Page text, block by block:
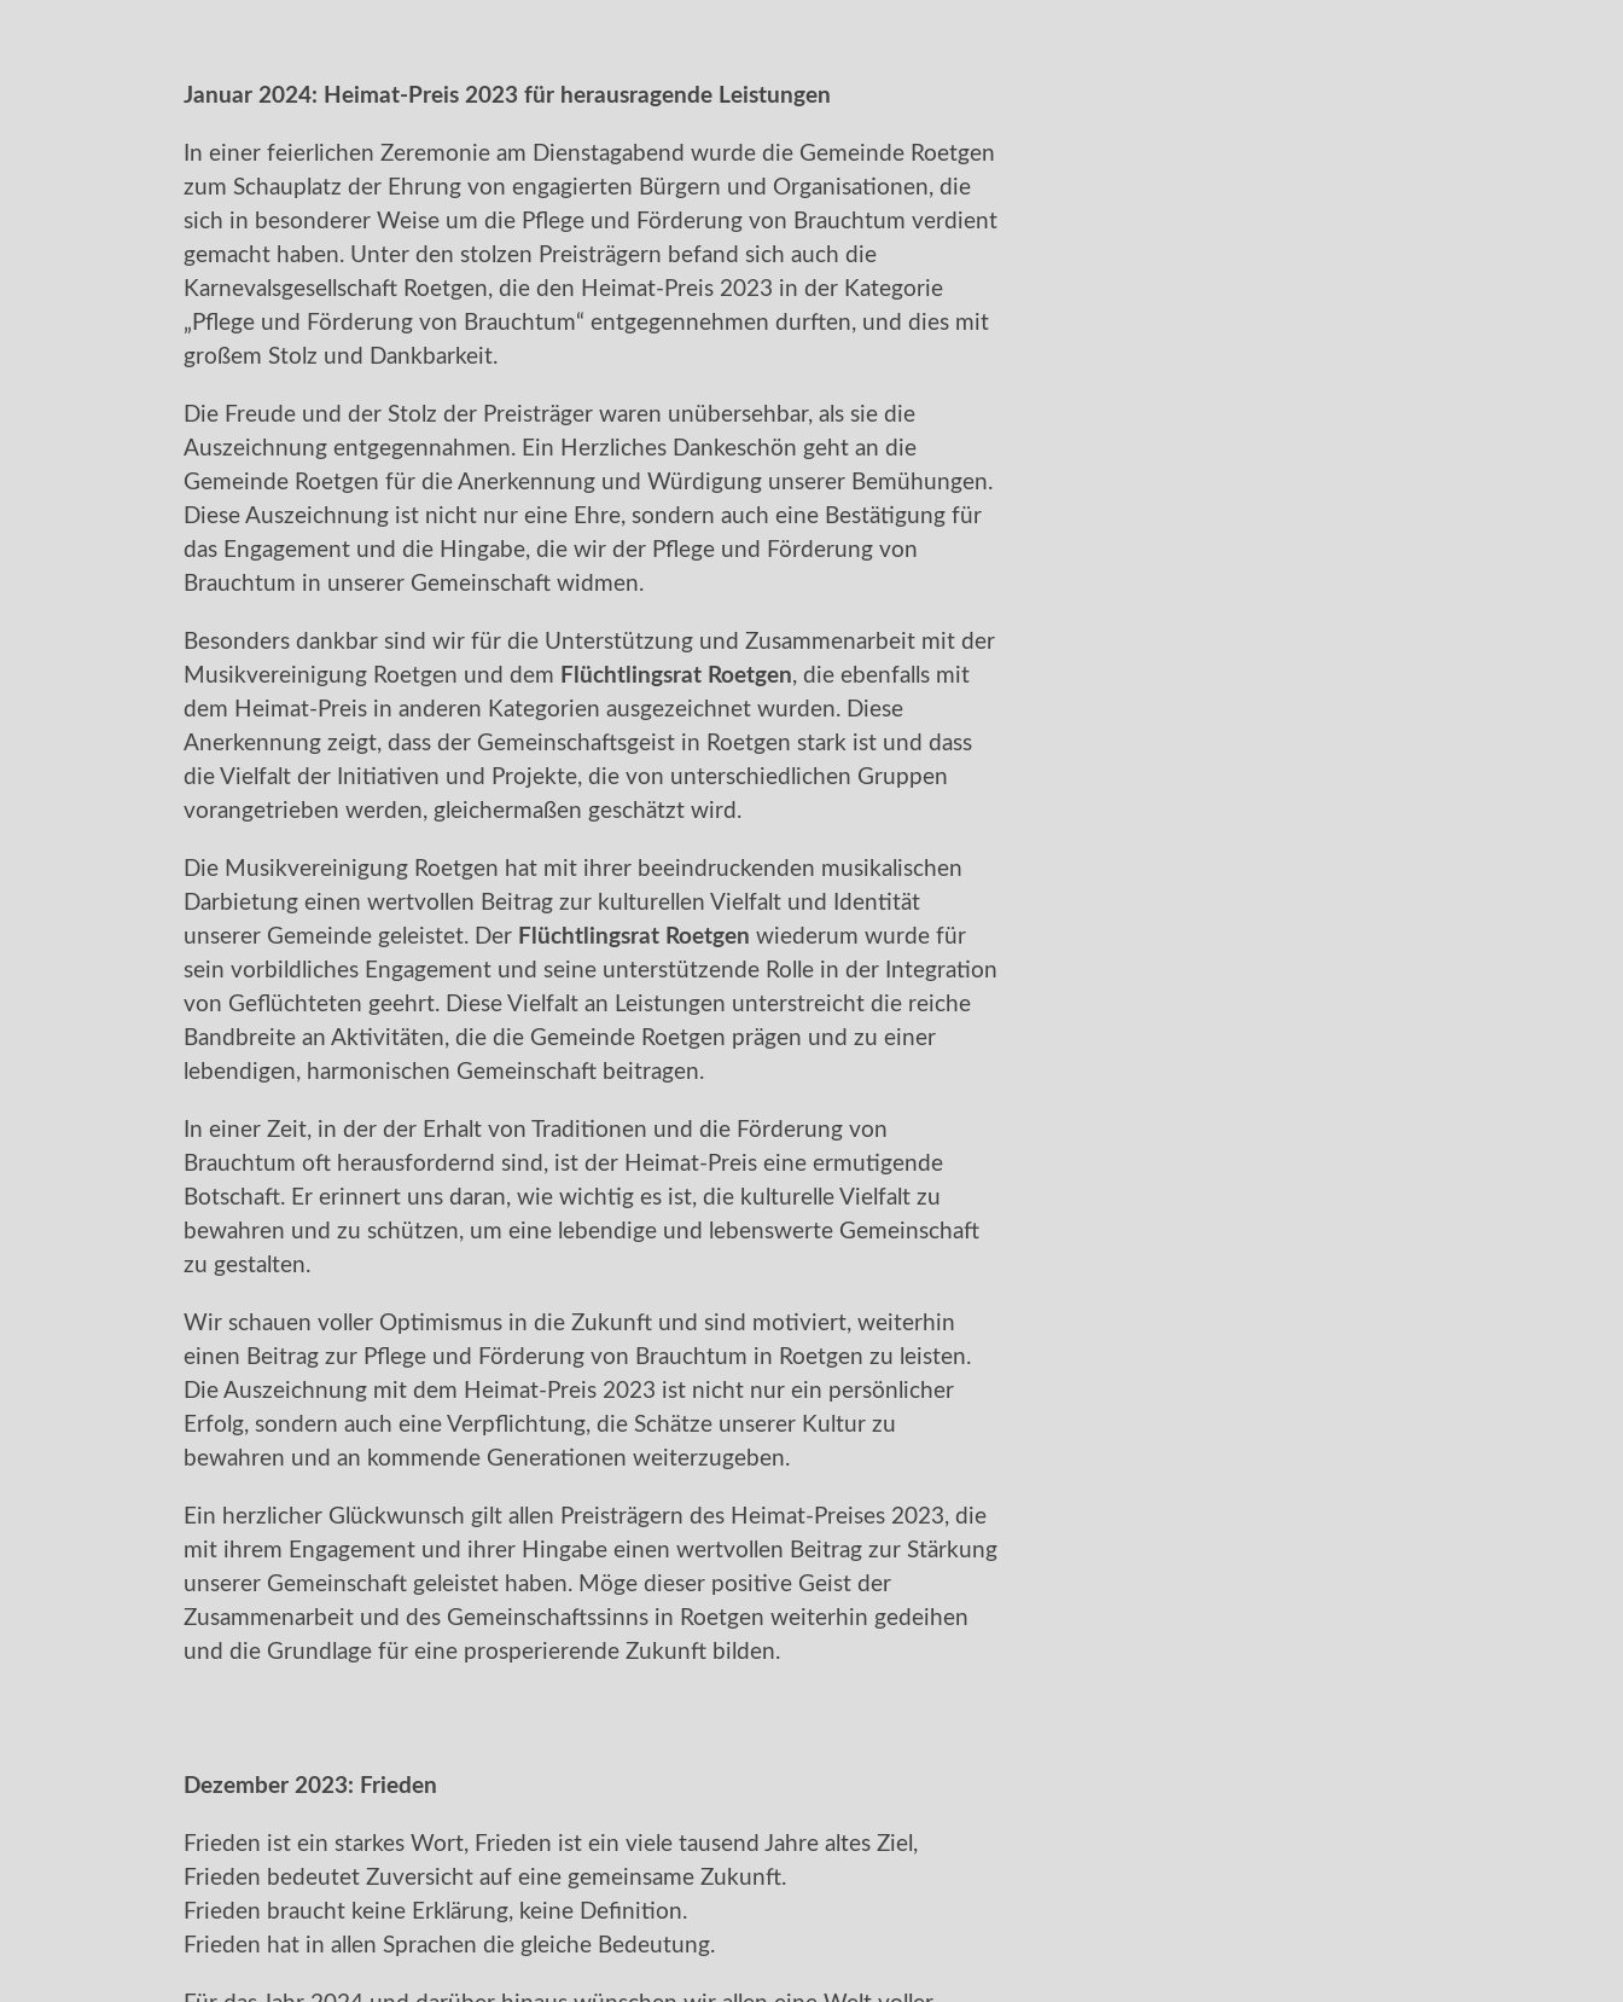
Januar 2024: Heimat-Preis 2023 für herausragende Leistungen
In einer feierlichen Zeremonie am Dienstagabend wurde die Gemeinde Roetgen
zum Schauplatz der Ehrung von engagierten Bürgern und Organisationen, die
sich in besonderer Weise um die Pflege und Förderung von Brauchtum verdient
gemacht haben. Unter den stolzen Preisträgern befand sich auch die
Karnevalsgesellschaft Roetgen, die den Heimat-Preis 2023 in der Kategorie
„Pflege und Förderung von Brauchtum“ entgegennehmen durften, und dies mit
großem Stolz und Dankbarkeit.
Die Freude und der Stolz der Preisträger waren unübersehbar, als sie die
Auszeichnung entgegennahmen. Ein Herzliches Dankeschön geht an die
Gemeinde Roetgen für die Anerkennung und Würdigung unserer Bemühungen.
Diese Auszeichnung ist nicht nur eine Ehre, sondern auch eine Bestätigung für
das Engagement und die Hingabe, die wir der Pflege und Förderung von
Brauchtum in unserer Gemeinschaft widmen.
Besonders dankbar sind wir für die Unterstützung und Zusammenarbeit mit der
Musikvereinigung Roetgen und dem Flüchtlingsrat Roetgen, die ebenfalls mit
dem Heimat-Preis in anderen Kategorien ausgezeichnet wurden. Diese
Anerkennung zeigt, dass der Gemeinschaftsgeist in Roetgen stark ist und dass
die Vielfalt der Initiativen und Projekte, die von unterschiedlichen Gruppen
vorangetrieben werden, gleichermaßen geschätzt wird.
Die Musikvereinigung Roetgen hat mit ihrer beeindruckenden musikalischen
Darbietung einen wertvollen Beitrag zur kulturellen Vielfalt und Identität
unserer Gemeinde geleistet. Der Flüchtlingsrat Roetgen wiederum wurde für
sein vorbildliches Engagement und seine unterstützende Rolle in der Integration
von Geflüchteten geehrt. Diese Vielfalt an Leistungen unterstreicht die reiche
Bandbreite an Aktivitäten, die die Gemeinde Roetgen prägen und zu einer
lebendigen, harmonischen Gemeinschaft beitragen.
In einer Zeit, in der der Erhalt von Traditionen und die Förderung von
Brauchtum oft herausfordernd sind, ist der Heimat-Preis eine ermutigende
Botschaft. Er erinnert uns daran, wie wichtig es ist, die kulturelle Vielfalt zu
bewahren und zu schützen, um eine lebendige und lebenswerte Gemeinschaft
zu gestalten.
Wir schauen voller Optimismus in die Zukunft und sind motiviert, weiterhin
einen Beitrag zur Pflege und Förderung von Brauchtum in Roetgen zu leisten.
Die Auszeichnung mit dem Heimat-Preis 2023 ist nicht nur ein persönlicher
Erfolg, sondern auch eine Verpflichtung, die Schätze unserer Kultur zu
bewahren und an kommende Generationen weiterzugeben.
Ein herzlicher Glückwunsch gilt allen Preisträgern des Heimat-Preises 2023, die
mit ihrem Engagement und ihrer Hingabe einen wertvollen Beitrag zur Stärkung
unserer Gemeinschaft geleistet haben. Möge dieser positive Geist der
Zusammenarbeit und des Gemeinschaftssinns in Roetgen weiterhin gedeihen
und die Grundlage für eine prosperierende Zukunft bilden.
Dezember 2023: Frieden
Frieden ist ein starkes Wort, Frieden ist ein viele tausend Jahre altes Ziel,
Frieden bedeutet Zuversicht auf eine gemeinsame Zukunft.
Frieden braucht keine Erklärung, keine Definition.
Frieden hat in allen Sprachen die gleiche Bedeutung.